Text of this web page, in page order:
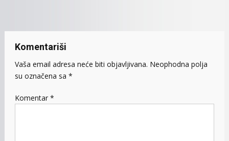
Komentariši
Vaša email adresa neće biti objavljivana. Neophodna polja
su označena sa *
Komentar *